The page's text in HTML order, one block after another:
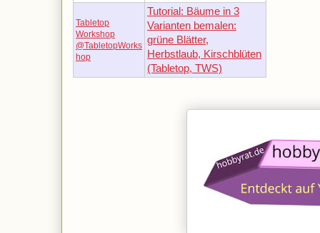
Tabletop
Workshop
@TabletopWorks
hop
Tutorial: Bäume in 3
Varianten bemalen:
grüne Blätter,
Herbstlaub, Kirschblüten
(Tabletop, TWS)